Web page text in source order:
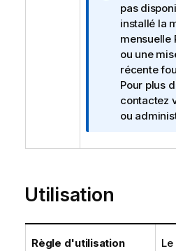
o
t
e
I
n
f
o
r
a
s
pas
installé la
mensuelle
ou une
récente
Pour plus
contactez
ou
Utilisation
Règle d'utilisation Le